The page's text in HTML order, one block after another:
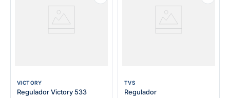
VICTORY
Regulador Victory 533
TVS
Regulador